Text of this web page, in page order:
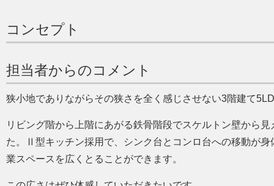
コンセプト
担当者からのコメント
狭小地でありながらその狭さを全く感じさせない3階建て
リビング階から上階にあがる鉄骨階段でスケルトン壁から
た。Ⅱ型キッチン採用で、シンク台とコンロ台への移動が
業スペースを広くとることができます。